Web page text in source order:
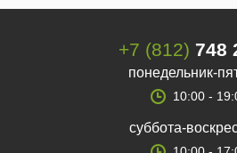
+7 (812) 748
понедельник-
10:00 -
суббота-